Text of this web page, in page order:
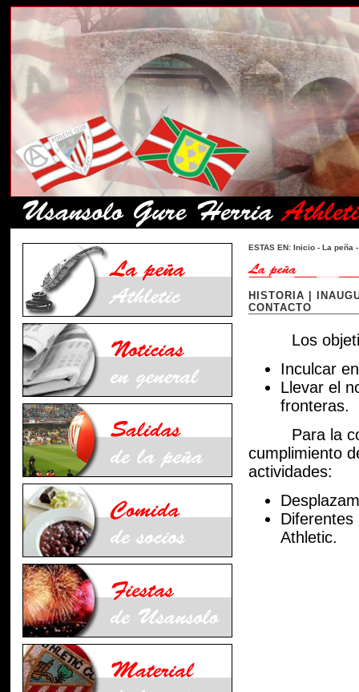
ESTAS EN: Inicio- La peña
HISTORIA
CONTACTO
Los
Inculcar
Llevar el
fronteras.
Para la
cumplimiento
actividades:
Diferentes